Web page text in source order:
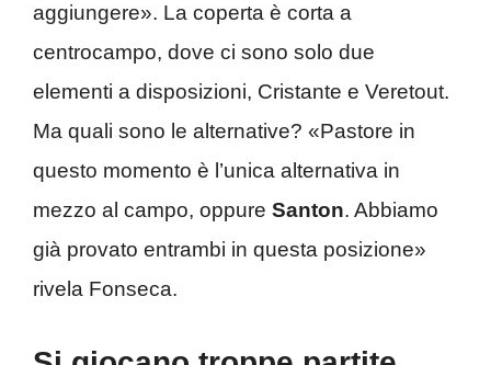
aggiungere». La coperta è corta a
centrocampo, dove ci sono solo due
elementi a disposizioni, Cristante e Veretout.
Ma quali sono le alternative? «Pastore in
questo momento è l’unica alternativa in
mezzo al campo, oppure Santon. Abbiamo
già provato entrambi in questa posizione»
rivela Fonseca.